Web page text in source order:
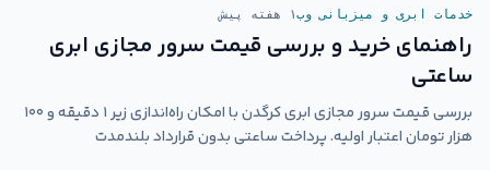
خدمات ابری و میزبانی وب۱ هفته پیش
راهنمای خرید و بررسی قیمت سرور مجازی ابری
ساعتی
بررسی قیمت سرور مجازی ابری کرگدن با امکان راه‌اندازی زیر ۱ دقیقه و ۱۰۰
هزار تومان اعتبار اولیه. پرداخت ساعتی بدون قرارداد بلندمدت